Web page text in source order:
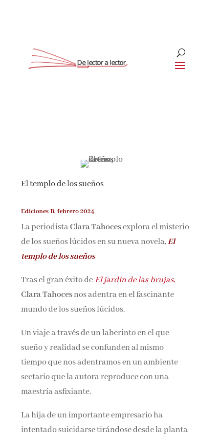
El templo de los sueños
Ediciones B, febrero 2024
La periodistaClara Tahocesexplora el misterio
de los sueños lúcidos en su nueva novela,El
templo de los sueños
Tras el gran éxito deEl jardín de lasbrujas,
Clara Tahocesnos adentra en el fascinante
mundo de los sueños lúcidos.
Un viaje a través de un laberinto en el que
sueño y realidad se confunden al mismo
tiempo que nos adentramos en un ambiente
sectario que la autora reproduce con una
maestría asfixiante.
La hija de un importante empresario ha
intentado suicidarse tirándose desde la planta
Suscríbete
Únete a nuestra comunidad de amantes de la
Nombre*
de privacidad